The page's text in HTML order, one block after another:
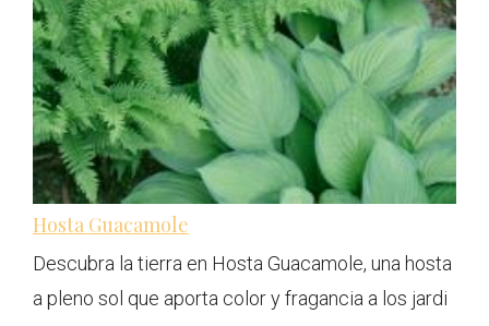
Hosta Guacamole
Descubra la tierra en Hosta Guacamole, una hosta
a pleno sol que aporta color y fragancia a los jardi